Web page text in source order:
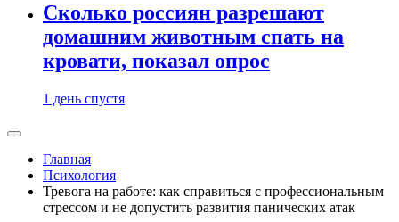
Сколько россиян разрешают
домашним животным спать на
кровати, показал опрос
1 день спустя
Главная
Психология
Тревога на работе: как справиться с профессиональным
стрессом и не допустить развития панических атак